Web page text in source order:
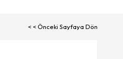
< < Önceki Sayfaya Dön